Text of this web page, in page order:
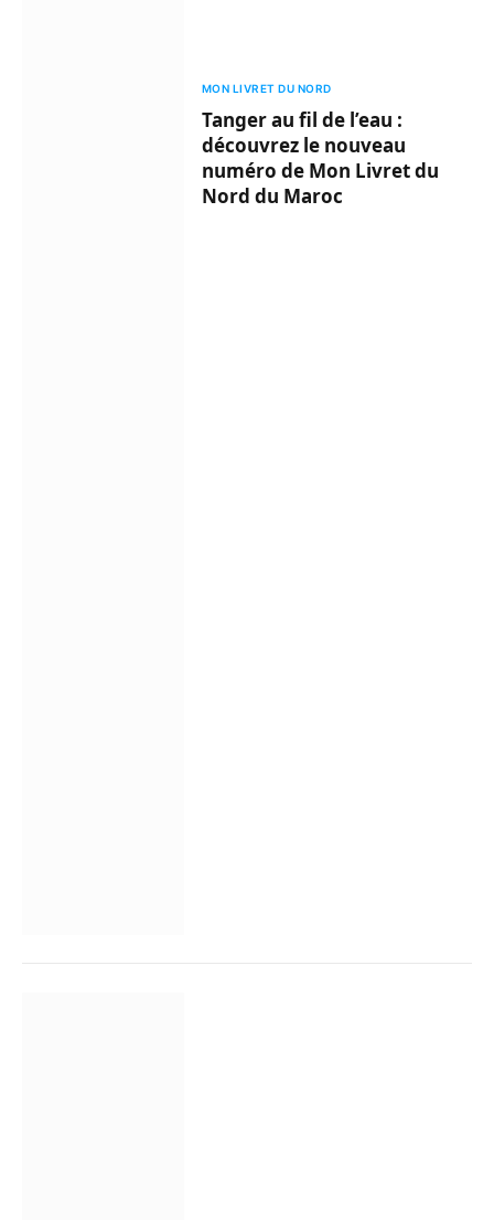
MON LIVRET DU NORD
Tanger au fil de l’eau :
découvrez le nouveau
numéro de Mon Livret du
Nord du Maroc